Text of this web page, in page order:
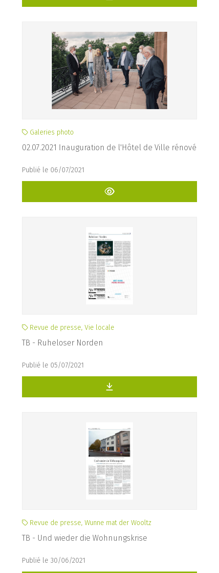
Galeries photo
02.07.2021 Inauguration de l'Hôtel de Ville rénové
Publié le 06/07/2021
Revue de presse, Vie locale
TB - Ruheloser Norden
Publié le 05/07/2021
Revue de presse, Wunne mat der Wooltz
TB - Und wieder die Wohnungskrise
Publié le 30/06/2021